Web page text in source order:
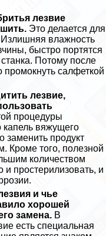
лезвие
Это делается для
влажность
быстро портятся
Потому после
промокнуть салфеткой
лезвие,
процедуры
капель вяжущего
заменить продукт
Кроме того, полезной
количеством
простерилизовать, и
и чье
хорошей
замена. В
есть специальная